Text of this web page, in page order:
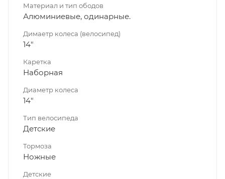
Материал и тип ободов
Алюминиевые, одинарные.
Димаетр колеса (велосипед)
14"
Каретка
Наборная
Диаметр колеса
14"
Тип велосипеда
Детские
Тормоза
Ножные
Детские